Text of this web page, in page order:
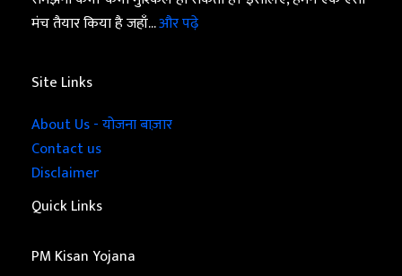
मंच तैयार किया है जहाँ...और पढ़े
Site Links
About Us - योजना बाज़ार
Contact us
Disclaimer
Quick Links
PM Kisan Yojana